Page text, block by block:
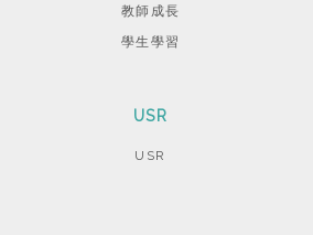
教師成長
學生學習
USR
USR